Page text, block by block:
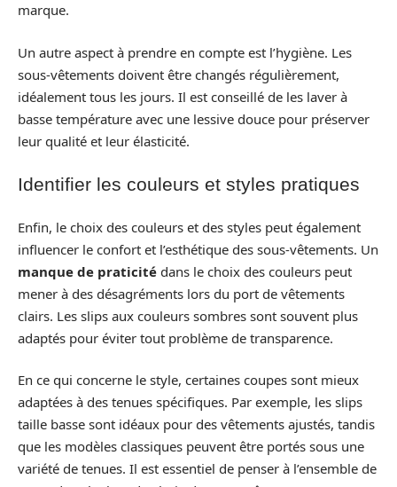
marque.
Un autre aspect à prendre en compte est l’hygiène. Les
sous-vêtements doivent être changés régulièrement,
idéalement tous les jours. Il est conseillé de les laver à
basse température avec une lessive douce pour préserver
leur qualité et leur élasticité.
Identifier les couleurs et styles pratiques
Enfin, le choix des couleurs et des styles peut également
influencer le confort et l’esthétique des sous-vêtements. Un
manque de praticité dans le choix des couleurs peut
mener à des désagréments lors du port de vêtements
clairs. Les slips aux couleurs sombres sont souvent plus
adaptés pour éviter tout problème de transparence.
En ce qui concerne le style, certaines coupes sont mieux
adaptées à des tenues spécifiques. Par exemple, les slips
taille basse sont idéaux pour des vêtements ajustés, tandis
que les modèles classiques peuvent être portés sous une
variété de tenues. Il est essentiel de penser à l’ensemble de